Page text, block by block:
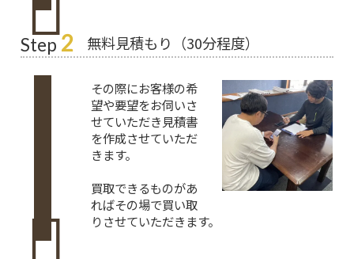
Step 2 無料見積もり（30分程度）
その際にお客様の希
望や要望をお伺いさ
せていただき見積書
を作成させていただ
きます。
買取できるものがあ
ればその場で買い取
りさせていただきます。